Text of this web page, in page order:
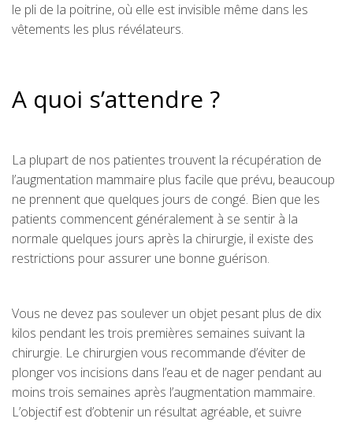
le pli de la poitrine, où elle est invisible même dans les
vêtements les plus révélateurs.
A quoi s’attendre ?
La plupart de nos patientes trouvent la récupération de
l’augmentation mammaire plus facile que prévu, beaucoup
ne prennent que quelques jours de congé. Bien que les
patients commencent généralement à se sentir à la
normale quelques jours après la chirurgie, il existe des
restrictions pour assurer une bonne guérison.
Vous ne devez pas soulever un objet pesant plus de dix
kilos pendant les trois premières semaines suivant la
chirurgie. Le chirurgien vous recommande d’éviter de
plonger vos incisions dans l’eau et de nager pendant au
moins trois semaines après l’augmentation mammaire.
L’objectif est d’obtenir un résultat agréable, et suivre